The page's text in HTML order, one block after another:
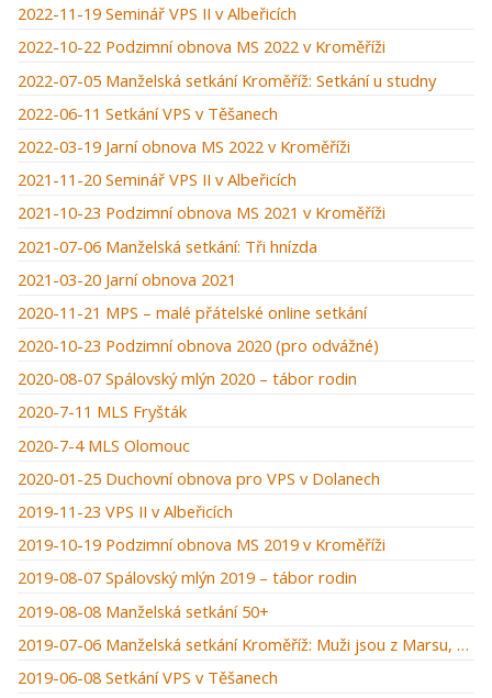
2022-11-19 Seminář VPS II v Albeřicích
2022-10-22 Podzimní obnova MS 2022 v Kroměříži
2022-07-05 Manželská setkání Kroměříž: Setkání u studny
2022-06-11 Setkání VPS v Těšanech
2022-03-19 Jarní obnova MS 2022 v Kroměříži
2021-11-20 Seminář VPS II v Albeřicích
2021-10-23 Podzimní obnova MS 2021 v Kroměříži
2021-07-06 Manželská setkání: Tři hnízda
2021-03-20 Jarní obnova 2021
2020-11-21 MPS – malé přátelské online setkání
2020-10-23 Podzimní obnova 2020 (pro odvážné)
2020-08-07 Spálovský mlýn 2020 – tábor rodin
2020-7-11 MLS Fryšták
2020-7-4 MLS Olomouc
2020-01-25 Duchovní obnova pro VPS v Dolanech
2019-11-23 VPS II v Albeřicích
2019-10-19 Podzimní obnova MS 2019 v Kroměříži
2019-08-07 Spálovský mlýn 2019 – tábor rodin
2019-08-08 Manželská setkání 50+
2019-07-06 Manželská setkání Kroměříž: Muži jsou z Marsu, ženy z Venuše
2019-06-08 Setkání VPS v Těšanech